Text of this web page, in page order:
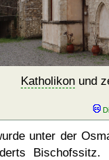
Katholikonund
unter der
Bischofssitz.